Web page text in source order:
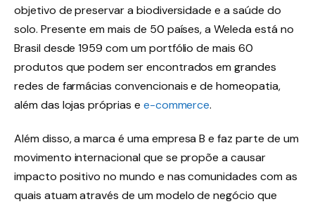
objetivo de preservar a biodiversidade e a saúde do
solo. Presente em mais de 50 países, a Weleda está no
Brasil desde 1959 com um portfólio de mais 60
produtos que podem ser encontrados em grandes
redes de farmácias convencionais e de homeopatia,
além das lojas próprias e e-commerce.
Além disso, a marca é uma empresa B e faz parte de um
movimento internacional que se propõe a causar
impacto positivo no mundo e nas comunidades com as
quais atuam através de um modelo de negócio que